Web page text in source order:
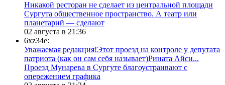
​Никакой ресторан не сделает из центральной площади
Сургута общественное пространство. А театр или
планетарий — сделают
02 августа в 21:36
6xz34e:
Уважаемая редакция!Этот проезд на контроле у депутата
патриота (как он сам себя называет)Рината Айси...
​Проезд Мунарева в Сургуте благоустраивают с
опережением графика